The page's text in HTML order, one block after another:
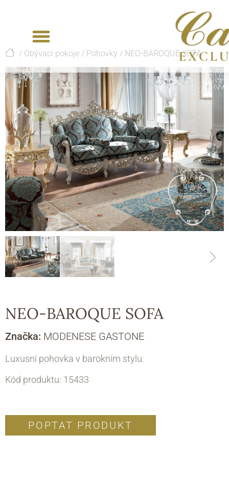
/ Obývací pokoje / Pohovky / NEO-BAROQUE SOFA
NEO-BAROQUE SOFA
Značka: MODENESE GASTONE
Luxusní pohovka v barokním stylu.
Kód produktu: 15433
POPTAT PRODUKT